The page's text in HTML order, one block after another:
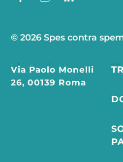
© 2026 Spes contra
Via Paolo Monelli
26, 00139 Roma